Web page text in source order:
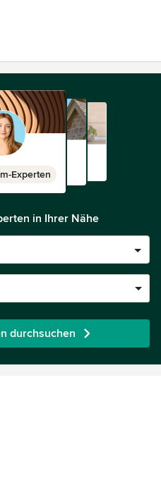
Experten
in Ihrer Nähe
durchsuchen